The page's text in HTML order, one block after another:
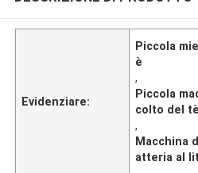
Evidenziare:
Piccola
è
,
Piccola
colto del tè
,
Macchina
atteria al